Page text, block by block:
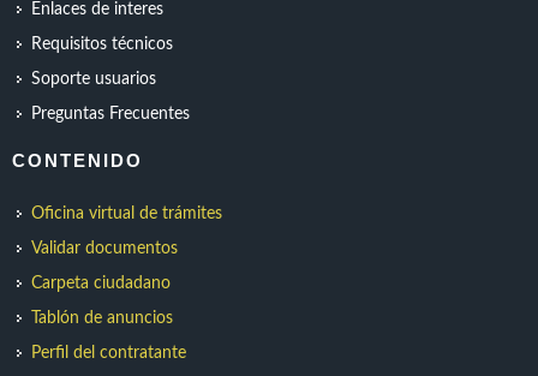
Enlaces de interes
Requisitos técnicos
Soporte usuarios
Preguntas Frecuentes
CONTENIDO
Oficina virtual de trámites
Validar documentos
Carpeta ciudadano
Tablón de anuncios
Perfil del contratante